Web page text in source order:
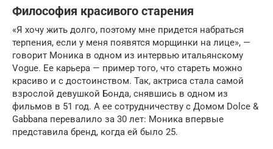
Философия красивого старения
«Я хочу жить долго, поэтому мне придется набраться
терпения, если у меня появятся морщинки на лице», —
говорит Моника в одном из интервью итальянскому
Vogue. Ее карьера — пример того, что стареть можно
красиво и с достоинством. Так, актриса стала самой
взрослой девушкой Бонда, снявшись в одном из
фильмов в 51 год. А ее сотрудничеству с Домом Dolce &
Gabbana перевалило за 30 лет: Моника впервые
представила бренд, когда ей было 25.